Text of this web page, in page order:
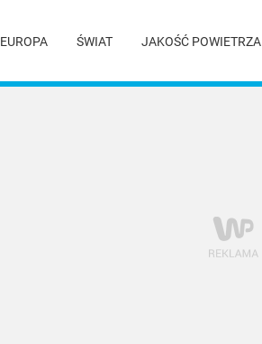
EUROPA ŚWIAT JAKOŚĆ POWIETRZA